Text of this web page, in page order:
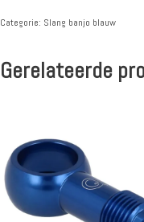
Categorie: Slang banjo blauw
Gerelateerde